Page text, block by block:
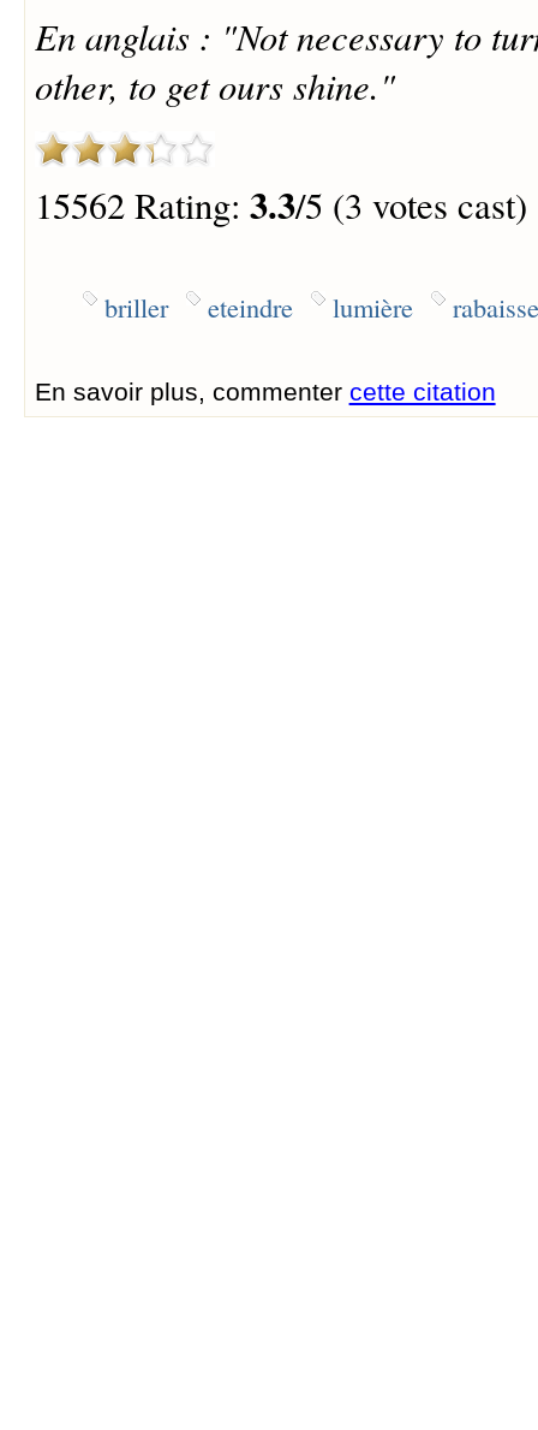
En anglais : "Not necessary to
other, to get ours shine."
15562 Rating: 3.3/5 (3 votes cast)
briller eteindre lumière
En savoir plus, commenter cette citation